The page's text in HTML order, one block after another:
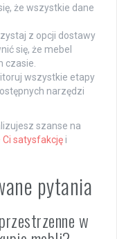
że wszystkie dane
z opcji dostawy
się, że mebel
czasie.
wszystkie etapy
narzędzi
szanse na
Ci satysfakcję i
pytania
w